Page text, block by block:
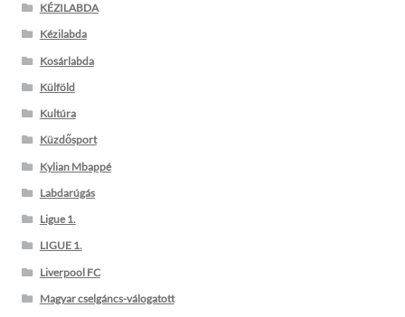
KÉZILABDA
Kézilabda
Kosárlabda
Külföld
Kultúra
Küzdősport
Kylian Mbappé
Labdarúgás
Ligue 1.
LIGUE 1.
Liverpool FC
Magyar cselgáncs-válogatott